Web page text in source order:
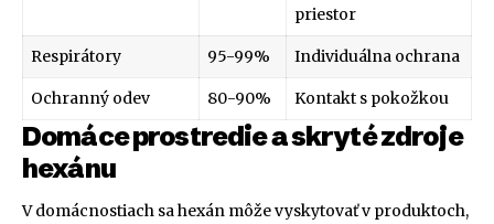
priestor
Respirátory 95-99% Individuálna ochrana
Ochranný odev 80-90% Kontakt s pokožkou
Domáce prostredie a skryté zdroje
hexánu
V domácnostiach sa hexán môže vyskytovať v produktoch,